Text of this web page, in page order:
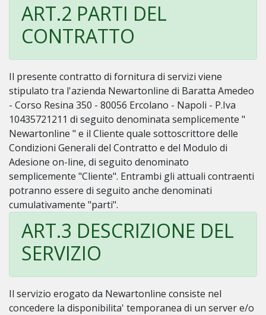
ART.2 PARTI DEL
CONTRATTO
Il presente contratto di fornitura di servizi viene
stipulato tra l'azienda Newartonline di Baratta Amedeo
- Corso Resina 350 - 80056 Ercolano - Napoli - P.Iva
10435721211 di seguito denominata semplicemente "
Newartonline " e il Cliente quale sottoscrittore delle
Condizioni Generali del Contratto e del Modulo di
Adesione on-line, di seguito denominato
semplicemente "Cliente". Entrambi gli attuali contraenti
potranno essere di seguito anche denominati
cumulativamente "parti".
ART.3 DESCRIZIONE DEL
SERVIZIO
Il servizio erogato da Newartonline consiste nel
concedere la disponibilita' temporanea di un server e/o